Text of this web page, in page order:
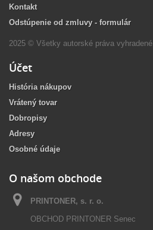
Kontakt
Odstúpenie od zmluvy - formulár
2025 © Všetky autorské práva vyhradené.
Účet
História nákupov
Vrátený tovar
Dobropisy
Adresy
Osobné údaje
O našom obchode
PRINTONER, s. r. o.
OBCHOD PRINTONER Senec